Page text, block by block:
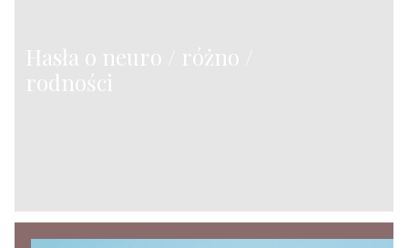
Hasła o neuro / różno /
rodności